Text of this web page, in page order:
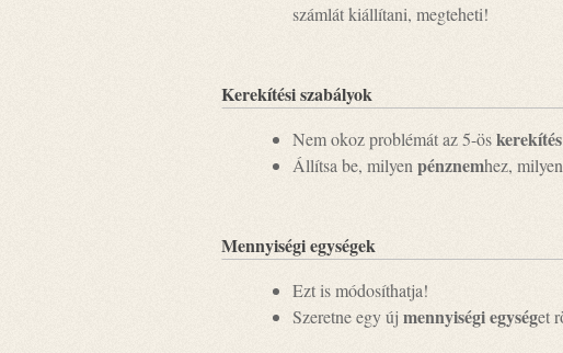
számlát kiállítani, megteheti!
Kerekítési szabályok
Nem okoz problémát az 5-öskerekítés
Állítsa be, milyenpénznemhez,
Mennyiségi egységek
Ezt is módosíthatja!
Szeretne egy újmennyiségi egységet